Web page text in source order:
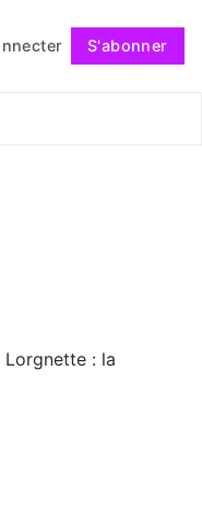
S'abonner
Suivre